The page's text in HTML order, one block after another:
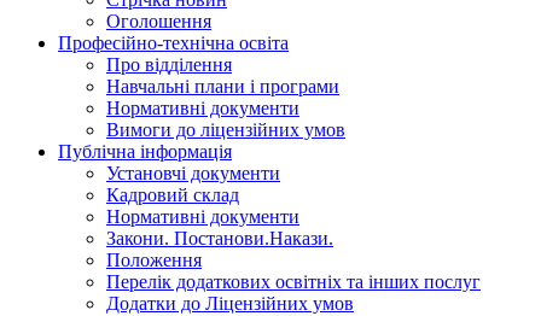
Оголошення
Професійно-технічна освіта
Про відділення
Навчальні плани і програми
Нормативнi документи
Вимоги до ліцензійних умов
Публічна інформація
Установчi документи
Кадровий склад
Нормативнi документи
Закони. Постанови.Накази.
Положення
Перелік додаткових освітніх та інших послуг
Додатки до Ліцензійних умов